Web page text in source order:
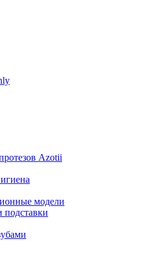
Azotii
модели
подставки